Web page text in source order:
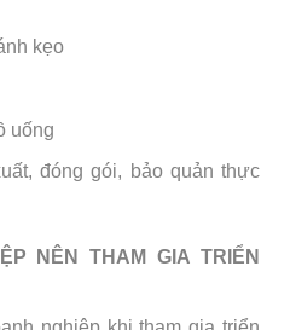
kẹo
uống
đóng gói, bảo quản thực
NÊN THAM GIA TRIỂN